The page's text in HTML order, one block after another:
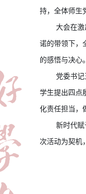
持， 全体师生
大会在
诺的带领下，
的感悟与决心
党委书
学生提出四点
化责任担当，
新时代
次活动为契机